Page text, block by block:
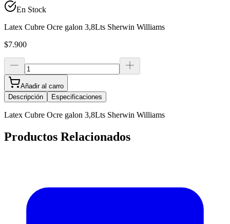
En Stock
Latex Cubre Ocre galon 3,8Lts Sherwin Williams
$7.900
Añadir al carro
Descripción
Especificaciones
Latex Cubre Ocre galon 3,8Lts Sherwin Williams
Productos Relacionados